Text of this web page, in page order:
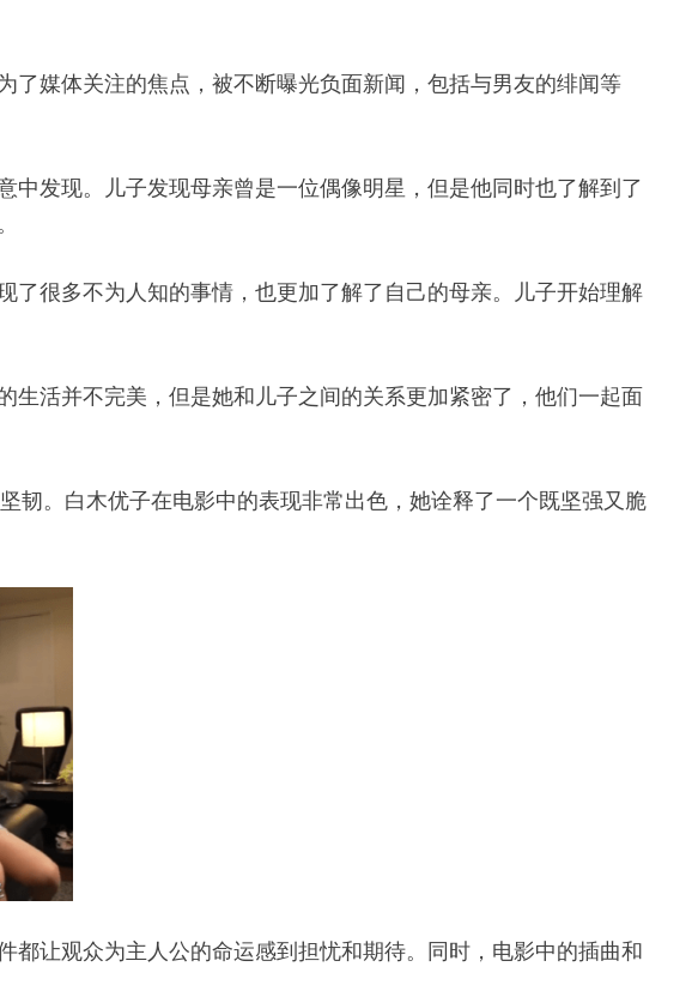
媒体关注的焦点，被不断曝光负面新闻，包括与男友的绯闻等
发现。儿子发现母亲曾是一位偶像明星，但是他同时也了解到了
很多不为人知的事情，也更加了解了自己的母亲。儿子开始理解
活并不完美，但是她和儿子之间的关系更加紧密了，他们一起面
韧。白木优子在电影中的表现非常出色，她诠释了一个既坚强又脆
让观众为主人公的命运感到担忧和期待。同时，电影中的插曲和